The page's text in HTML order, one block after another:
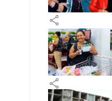
share
share